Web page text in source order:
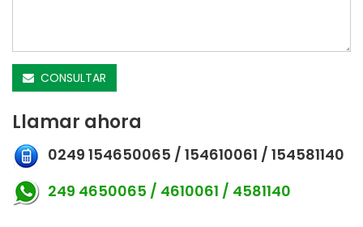
CONSULTAR
Llamar ahora
0249 154650065 / 154610061 / 154581140
249 4650065 / 4610061 / 4581140